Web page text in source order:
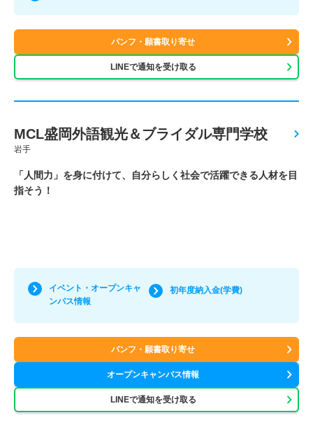
パンフ・願書取り寄せ
LINEで通知を受け取る
MCL盛岡外語観光＆ブライダル専門学校
岩手
「人間力」を身に付けて、自分らしく社会で活躍できる人材を目
指そう！
イベント・オープンキャ
ンパス情報
初年度納入金(学費)
パンフ・願書取り寄せ
オープンキャンパス情報
LINEで通知を受け取る